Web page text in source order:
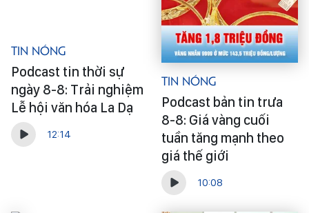
Tin Nóng
Podcast tin thời sự
ngày 8-8: Trải nghiệm
Lễ hội văn hóa La Dạ
12:14
Tin Nóng
Podcast bản tin trưa
8-8: Giá vàng cuối
tuần tăng mạnh theo
giá thế giới
10:08